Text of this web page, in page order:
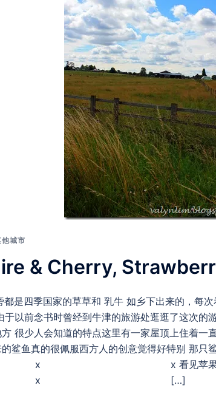
城市
& Cherry,
是四季国家的草草和 乳牛 如乡下出来的，每
于以前念书时曾经到牛津的旅游处逛逛了这次的
很少人会知道的特点这里有一家屋顶上住着
鲨鱼真的很佩服西方人的创意觉得好特别 那只
苹果树摘一颗夏娃的
[…]